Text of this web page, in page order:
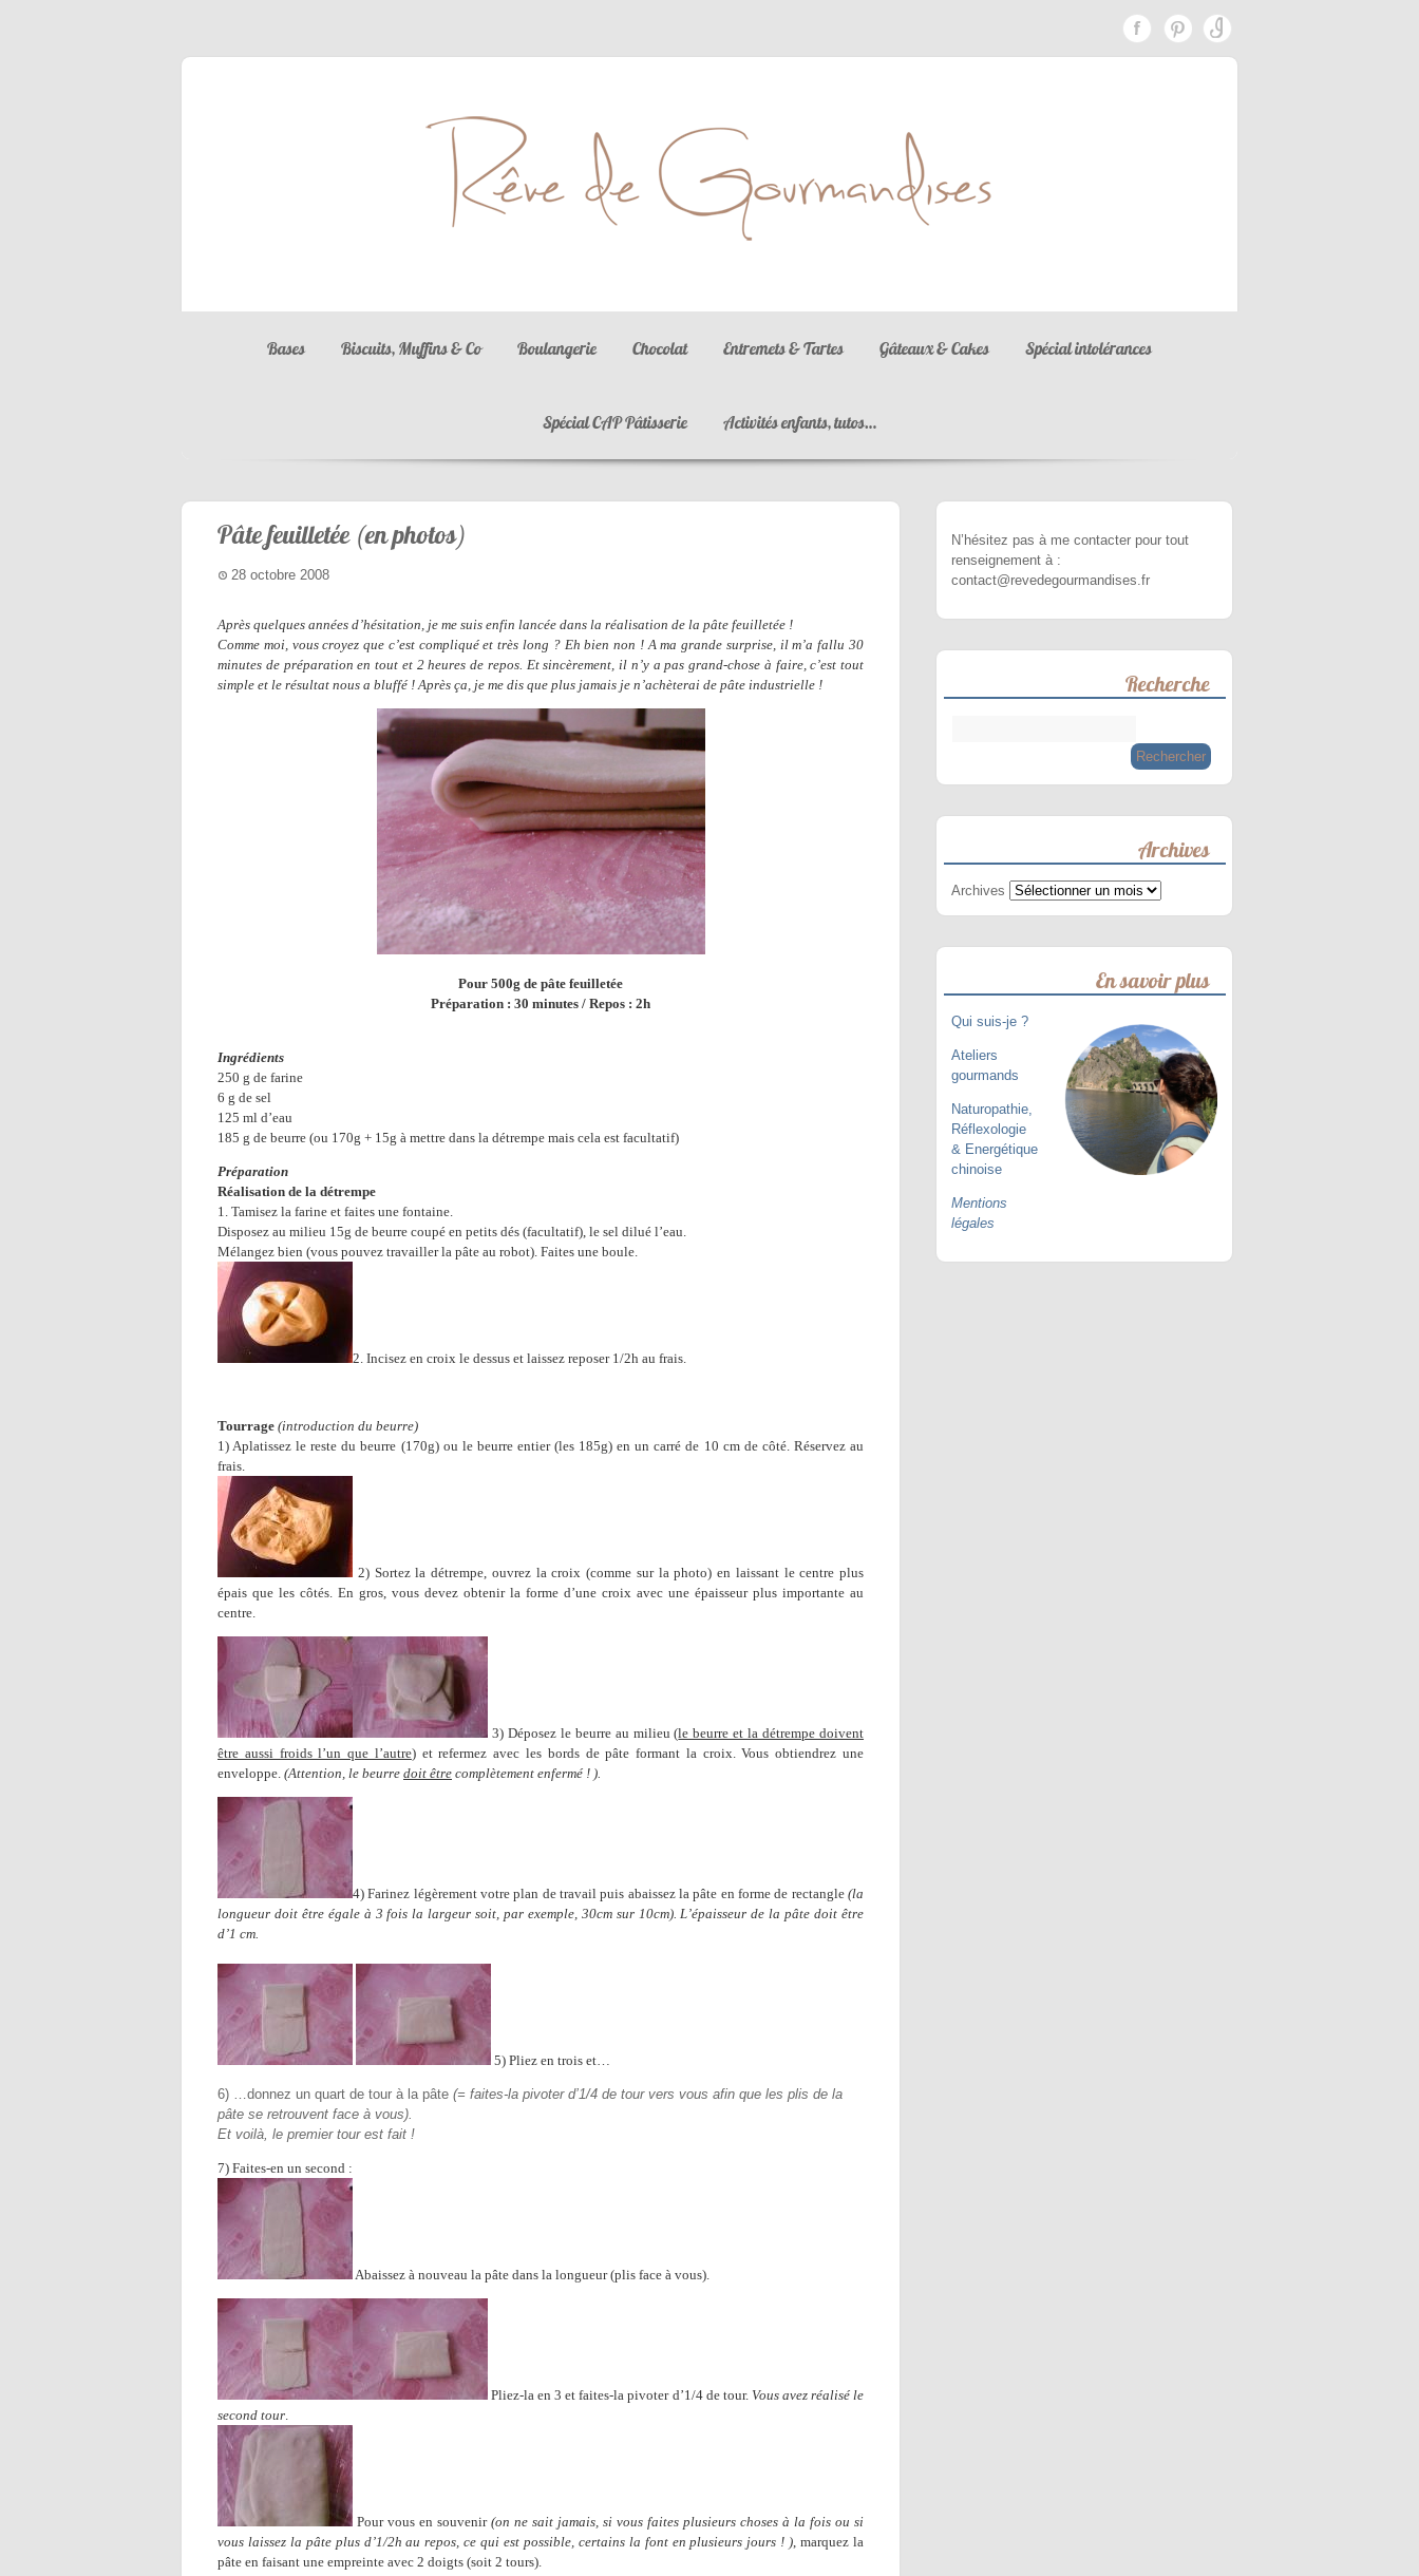
Bases Biscuits, Muffins & Co Boulangerie Chocolat Entremets & Tartes Gâteaux & Cakes Spécial intolérances
Spécial CAP Pâtisserie Activités enfants, tutos…
Pâte feuilletée (en photos)
28 octobre 2008
Après quelques années d’hésitation, je me suis enfin lancée dans la réalisation de la pâte feuilletée !
Comme moi, vous croyez que c’est compliqué et très long ? Eh bien non ! A ma grande surprise, il m’a fallu 30
minutes de préparation en tout et 2 heures de repos. Et sincèrement, il n’y a pas grand-chose à faire, c’est tout
simple et le résultat nous a bluffé ! Après ça, je me dis que plus jamais je n’achèterai de pâte industrielle !
Pour 500g de pâte feuilletée
Préparation : 30 minutes / Repos : 2h
Ingrédients
250 g de farine
6 g de sel
125 ml d’eau
185 g de beurre (ou 170g + 15g à mettre dans la détrempe mais cela est facultatif)
Préparation
Réalisation de la détrempe
1. Tamisez la farine et faites une fontaine.
Disposez au milieu 15g de beurre coupé en petits dés (facultatif), le sel dilué l’eau.
Mélangez bien (vous pouvez travailler la pâte au robot). Faites une boule.
2. Incisez en croix le dessus et laissez reposer 1/2h au frais.
Tourrage (introduction du beurre)
1) Aplatissez le reste du beurre (170g) ou le beurre entier (les 185g) en un carré de 10 cm de côté. Réservez au
frais.
2) Sortez la détrempe, ouvrez la croix (comme sur la photo) en laissant le centre plus
épais que les côtés. En gros, vous devez obtenir la forme d’une croix avec une épaisseur plus importante au
centre.
3) Déposez le beurre au milieu (le beurre et la détrempe doivent
être aussi froids l’un que l’autre) et refermez avec les bords de pâte formant la croix. Vous obtiendrez une
enveloppe. (Attention, le beurre doit être complètement enfermé ! ).
4) Farinez légèrement votre plan de travail puis abaissez la pâte en forme de rectangle (la
longueur doit être égale à 3 fois la largeur soit, par exemple, 30cm sur 10cm). L’épaisseur de la pâte doit être
d’1 cm.
5) Pliez en trois et…
6) …donnez un quart de tour à la pâte (= faites-la pivoter d’1/4 de tour vers vous afin que les plis de la
pâte se retrouvent face à vous).
Et voilà, le premier tour est fait !
7) Faites-en un second :
Abaissez à nouveau la pâte dans la longueur (plis face à vous).
Pliez-la en 3 et faites-la pivoter d’1/4 de tour. Vous avez réalisé le
second tour.
Pour vous en souvenir (on ne sait jamais, si vous faites plusieurs choses à la fois ou si
vous laissez la pâte plus d’1/2h au repos, ce qui est possible, certains la font en plusieurs jours ! ), marquez la
pâte en faisant une empreinte avec 2 doigts (soit 2 tours).
N’hésitez pas à me contacter pour tout
renseignement à :
contact@revedegourmandises.fr
Recherche
Archives
Archives
En savoir plus
Qui suis-je ?
Ateliers
gourmands
Naturopathie,
Réflexologie
& Energétique
chinoise
Mentions
légales